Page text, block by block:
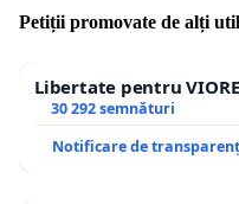
Petiții promovate de alți
Libertate pentru
30 292 semnături
Notificare de